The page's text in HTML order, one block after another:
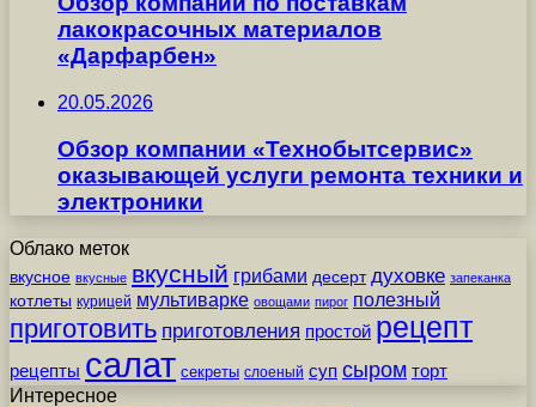
лакокрасочных материалов
«Дарфарбен»
20.05.2026
Обзор компании «Технобытсервис»
оказывающей услуги ремонта техники и
электроники
Облако меток
вкусное вкусные вкусный грибами десерт духовке запеканка
котлеты курицей мультиварке овощами пирог полезный
приготовить приготовления простой рецепт
рецепты салат секреты слоеный суп сыром торт
Интересное